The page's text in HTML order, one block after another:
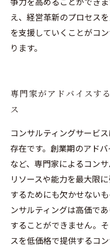
え、経営革新のプロセス
を支援していくことがコ
ります。
専門家がアドバイスす
ス
コンサルティングサービ
存在です。創業期のアド
など、専門家によるコン
リソースや能力を最大限
するためにも欠かせない
ンサルティングは高価で
することができません。
スを低価格で提供するコ